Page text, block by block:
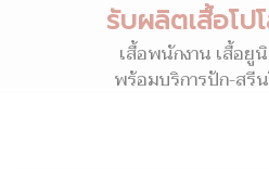
รับผลิตเสื้อโป
เสื้อพนักงาน เสื้อยู
พร้อมบริการปัก-สรี